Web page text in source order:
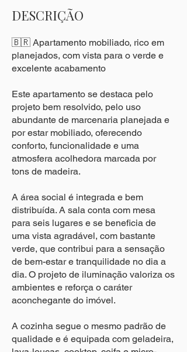
DESCRIÇÃO
🇧🇷 Apartamento mobiliado, rico em
planejados, com vista para o verde e
excelente acabamento
Este apartamento se destaca pelo
projeto bem resolvido, pelo uso
abundante de marcenaria planejada e
por estar mobiliado, oferecendo
conforto, funcionalidade e uma
atmosfera acolhedora marcada por
tons de madeira.
A área social é integrada e bem
distribuída. A sala conta com mesa
para seis lugares e se beneficia de
uma vista agradável, com bastante
verde, que contribui para a sensação
de bem-estar e tranquilidade no dia a
dia. O projeto de iluminação valoriza os
ambientes e reforça o caráter
aconchegante do imóvel.
A cozinha segue o mesmo padrão de
qualidade e é equipada com geladeira,